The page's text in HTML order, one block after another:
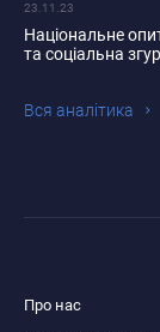
23.11.23
Національне
та соціальна
Вся аналiтика
Про нас